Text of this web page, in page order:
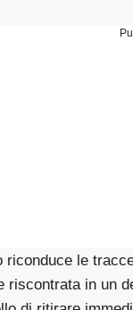
le
riscontrata in un